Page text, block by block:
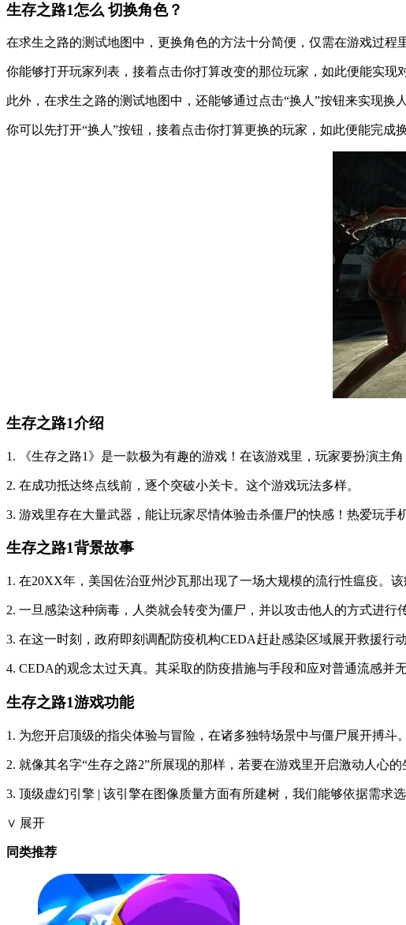
生存之路1怎么 切换角色？
在求生之路的测试地图中，更换角色的方法十分简便，仅需在游戏过程里
你能够打开玩家列表，接着点击你打算改变的那位玩家，如此便能实现
此外，在求生之路的测试地图中，还能够通过点击“换人”按钮来实现换
你可以先打开“换人”按钮，接着点击你打算更换的玩家，如此便能完成换
生存之路1介绍
1. 《生存之路1》是一款极为有趣的游戏！在该游戏里，玩家要扮演主
2. 在成功抵达终点线前，逐个突破小关卡。这个游戏玩法多样。
3. 游戏里存在大量武器，能让玩家尽情体验击杀僵尸的快感！热爱玩手
生存之路1背景故事
1. 在20XX年，美国佐治亚州沙瓦那出现了一场大规模的流行性瘟疫。
2. 一旦感染这种病毒，人类就会转变为僵尸，并以攻击他人的方式进行
3. 在这一时刻，政府即刻调配防疫机构CEDA赶赴感染区域展开救援行
4. CEDA的观念太过天真。其采取的防疫措施与手段和应对普通流感并
生存之路1游戏功能
1. 为您开启顶级的指尖体验与冒险，在诸多独特场景中与僵尸展开搏斗。
2. 就像其名字“生存之路2”所展现的那样，若要在游戏里开启激动人心
3. 顶级虚幻引擎 | 该引擎在图像质量方面有所建树，我们能够依据需求
∨ 展开
同类推荐